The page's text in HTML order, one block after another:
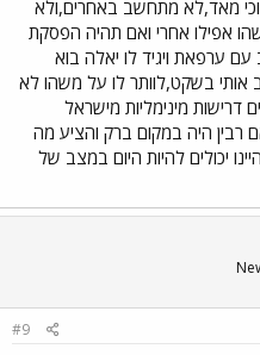
מאד,לא מתחשב באחרים,ולא
אפילו אחרי ואם תהיה הפסקת
עם ערפאת ויגיד לו יאלה בוא
אותי בשקט,לוותר לו על משהו לא
דרישות מינימליות מישראל
רבין היה במקום ברק והציע מה
יכולים להיות היום במצב של
#9